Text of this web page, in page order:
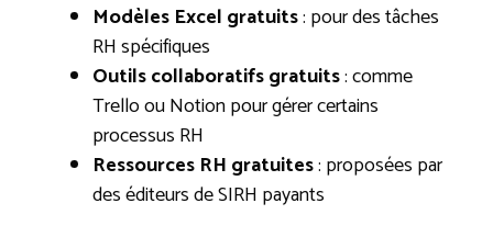
Modèles Excel gratuits: pour des tâches
RH spécifiques
Outils collaboratifs gratuits: comme
Trello ou Notion pour gérer certains
processus RH
Ressources RH gratuites: proposées par
des éditeurs de SIRH payants